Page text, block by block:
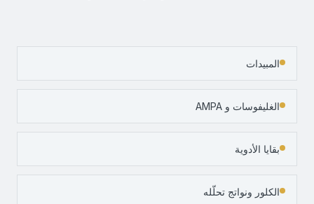
المبيدات
الغليفوسات و AMPA
بقايا الأدوية
الكلور ونواتج تحلّله